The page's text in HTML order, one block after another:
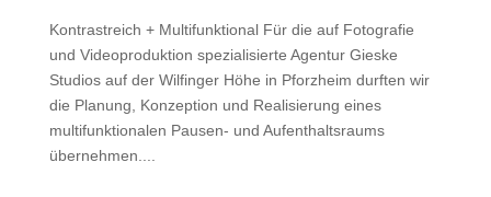
Kontrastreich + Multifunktional Für die auf Fotografie
und Videoproduktion spezialisierte Agentur Gieske
Studios auf der Wilfinger Höhe in Pforzheim durften wir
die Planung, Konzeption und Realisierung eines
multifunktionalen Pausen- und Aufenthaltsraums
übernehmen....